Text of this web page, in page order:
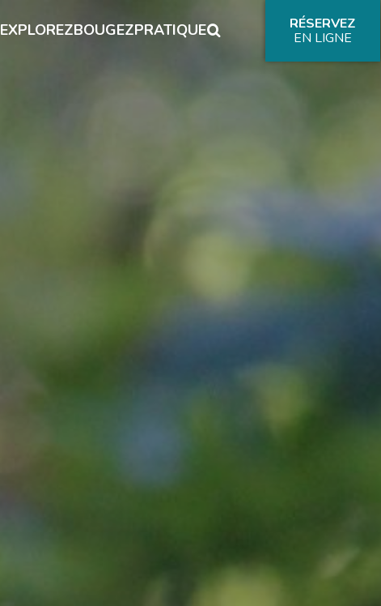
RÉSERVEZ
EN LIGNE
EXPLOREZBOUGEZPRATIQUE